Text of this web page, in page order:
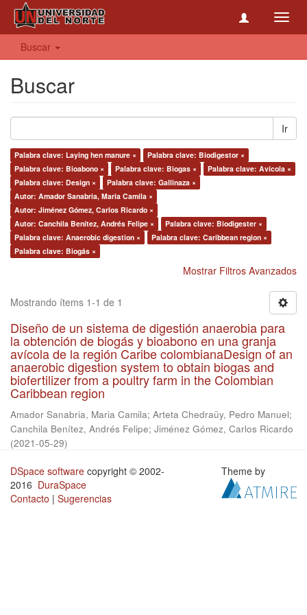
Buscar
Buscar
Ir
Palabra clave: Laying hen manure ×
Palabra clave: Biodigestor ×
Palabra clave: Bioabono ×
Palabra clave: Biogas ×
Palabra clave: Avícola ×
Palabra clave: Design ×
Palabra clave: Gallinaza ×
Autor: Amador Sanabria, Maria Camila ×
Autor: Jiménez Gómez, Carlos Ricardo ×
Autor: Canchila Benítez, Andrés Felipe ×
Palabra clave: Biodigester ×
Palabra clave: Anaerobic digestion ×
Palabra clave: Caribbean region ×
Palabra clave: Biogás ×
Mostrar Filtros Avanzados
Mostrando ítems 1-1 de 1
Diseño de un sistema de digestión anaerobia para
la obtención de biogás y bioabono en una granja
avícola de la región Caribe colombianaDesign of an
anaerobic digestion system to obtain biogas and
biofertilizer from a poultry farm in the Colombian
Caribbean region
Amador Sanabria, Maria Camila; Arteta Chedraüy, Pedro Manuel;
Canchila Benítez, Andrés Felipe; Jiménez Gómez, Carlos Ricardo
(2021-05-29)
DSpace software copyright © 2002-
2016 DuraSpace
Contacto | Sugerencias
Theme by